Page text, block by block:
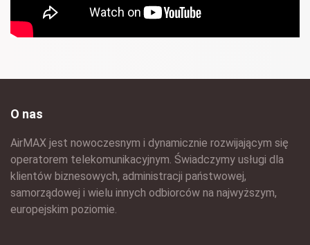
O nas
AirMAX jest nowoczesnym i dynamicznie rozwijającym się
operatorem telekomunikacyjnym. Świadczymy usługi dla
klientów biznesowych, administracji państwowej,
samorządowej i wielu innych odbiorców na najwyższym,
europejskim poziomie.